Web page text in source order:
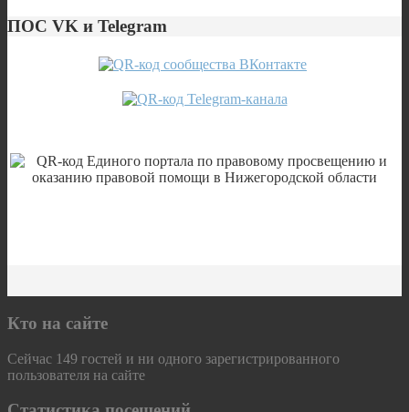
ПОС VK и Telegram
Кто на сайте
Сейчас 149 гостей и ни одного зарегистрированного
пользователя на сайте